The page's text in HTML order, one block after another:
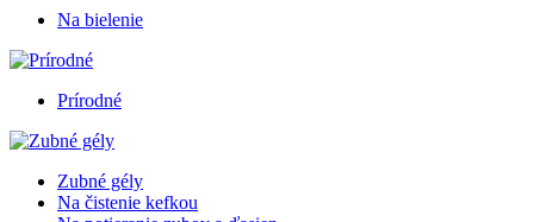
Na bielenie
Prírodné
Zubné gély
Na čistenie kefkou